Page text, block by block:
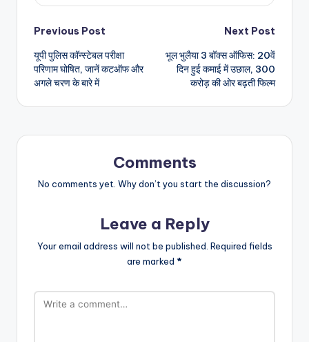
Post
navigation
Previous Post
यूपी पुलिस कॉन्स्टेबल परीक्षा
परिणाम घोषित, जानें कटऑफ और
अगले चरण के बारे में
Next Post
भूल भुलैया 3 बॉक्स ऑफिस: 20वें
दिन हुई कमाई में उछाल, 300
करोड़ की ओर बढ़ती फिल्म
Comments
No comments yet. Why don’t you start the discussion?
Leave a Reply
Your email address will not be published. Required fields
are marked *